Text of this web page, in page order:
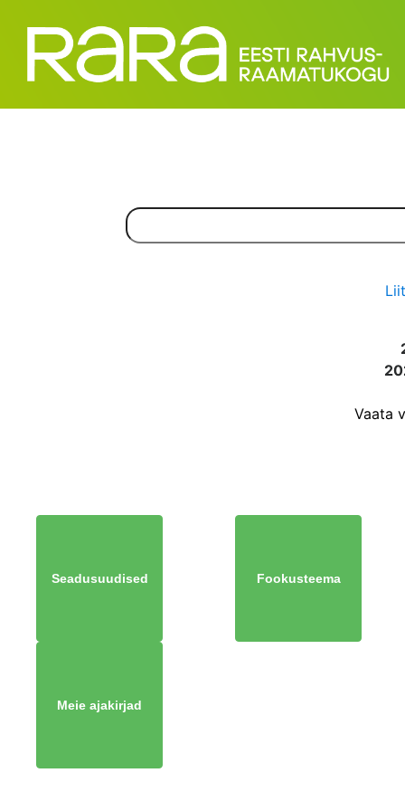
Vaata
Seadusuudised Fookusteema
Meie ajakirjad